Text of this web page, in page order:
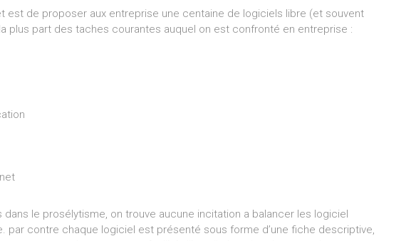
est de proposer aux entreprise une centaine de logiciels libre (et souvent
plus part des taches courantes auquel on est confronté en entreprise :
le prosélytisme, on trouve aucune incitation a balancer les logiciel
par contre chaque logiciel est présenté sous forme d’une fiche descriptive,